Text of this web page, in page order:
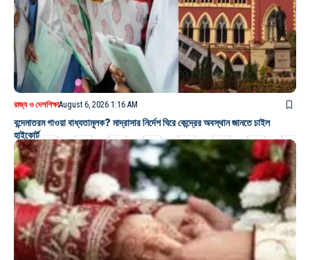
রাজ্য ও দেশশিক্ষাAugust 6, 2026 1:16 AM
বন্দেমাতরম গাওয়া বাধ্যতামূলক? মাদ্রাসার নির্দেশ ঘিরে কেন্দ্রের অবস্থান জানতে চাইল
হাইকোর্ট